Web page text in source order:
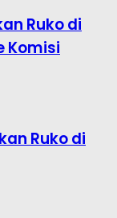
Ruko di
Komisi
Ruko di